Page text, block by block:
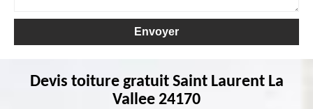
Devis toiture gratuit Saint Laurent La
Vallee 24170